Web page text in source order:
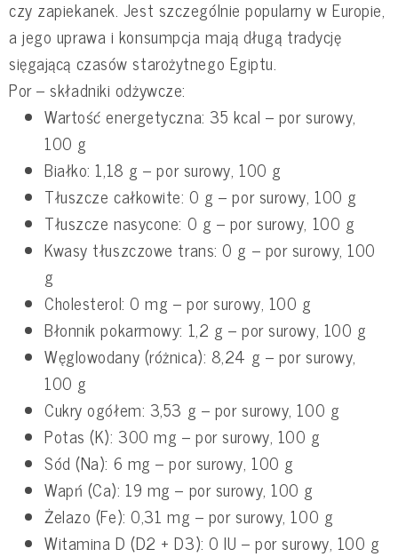
czy zapiekanek. Jest szczególnie popularny w Europie,
a jego uprawa i konsumpcja mają długą tradycję
sięgającą czasów starożytnego Egiptu.
Por – składniki odżywcze:
Wartość energetyczna: 35 kcal – por surowy,
100 g
Białko: 1,18 g – por surowy, 100 g
Tłuszcze całkowite: 0 g – por surowy, 100 g
Tłuszcze nasycone: 0 g – por surowy, 100 g
Kwasy tłuszczowe trans: 0 g – por surowy, 100
g
Cholesterol: 0 mg – por surowy, 100 g
Błonnik pokarmowy: 1,2 g – por surowy, 100 g
Węglowodany (różnica): 8,24 g – por surowy,
100 g
Cukry ogółem: 3,53 g – por surowy, 100 g
Potas (K): 300 mg – por surowy, 100 g
Sód (Na): 6 mg – por surowy, 100 g
Wapń (Ca): 19 mg – por surowy, 100 g
Żelazo (Fe): 0,31 mg – por surowy, 100 g
Witamina D (D2 + D3): 0 IU – por surowy, 100 g